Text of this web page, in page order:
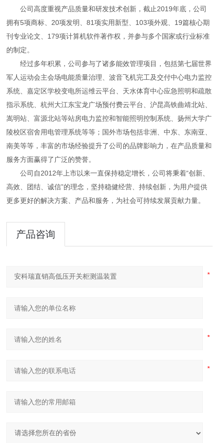
公司高度重视产品质量和研发技术创新，截止2019年底，公司
拥有5项商标、20项发明、81项实用新型、103项外观、19篇核心期
刊专业论文、179项计算机软件著作权，并参与多个国家或行业标准
的制定。
经过多年积累，公司参与了诸多能效管理项目，包括第七届世界
军人运动会主会场电能质量治理、波音飞机完工及交付中心电力监控
系统、嘉定区学校变电所运维云平台、天水体育中心应急照明和疏散
指示系统、杭州大江东宝龙广场预付费云平台、沪昆高铁曲靖北站、
嵩明站、富源北站等站房电力监控和智能照明控制系统、扬州大学广
陵校区宿舍用电管理系统等等；国外市场包括非洲、中东、东南亚、
南美等等，丰富的市场经验提升了公司的品牌影响力，在产品质量和
服务方面赢得了广泛的赞誉。
公司自2012年上市以来一直保持稳定增长，公司将秉着“创新、
高效、团结、诚信”的理念，坚持稳健经营、持续创新，为用户提供
更多更好的解决方案、产品和服务，为社会可持续发展贡献力量。
产品咨询